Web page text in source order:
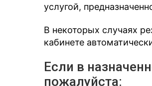
услугой,
В некоторых случаях
кабинете
Если в
пожалуйста: